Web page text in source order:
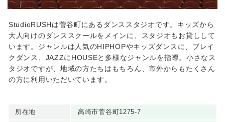
StudioRUSHは菅谷町にあるダンススタジオです。キッズから
大人向けのダンススクールをメインに、スタジオもお貸しして
います。ジャンルは人気のHIPHOPやキッズダンスに、ブレイ
クダンス、JAZZにHOUSEと多様なジャンルを指導。小さなス
タジオですが、地域の方たちはもちろん、市外からもたくさん
の方に利用いただいています。
所在地 高崎市菅谷町1275-7